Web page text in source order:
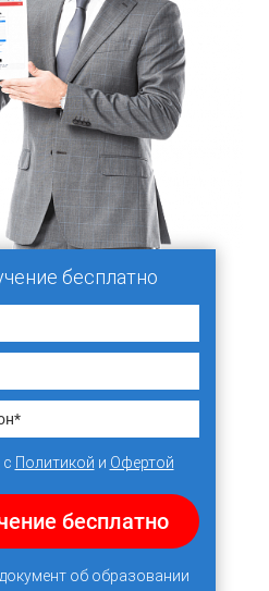
бесплатно
с Политикой и Офертой
бесплатно
об образовании